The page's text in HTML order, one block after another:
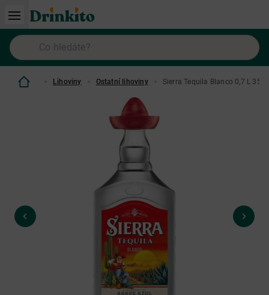
Lihoviny Ostatní lihoviny Sierra Tequila Blanco 0,7 L 35%